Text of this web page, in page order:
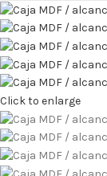
Click to enlarge